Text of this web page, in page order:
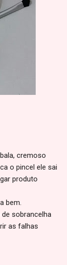
cremoso
o pincel ele sai
produto
bem.
sobrancelha
as falhas